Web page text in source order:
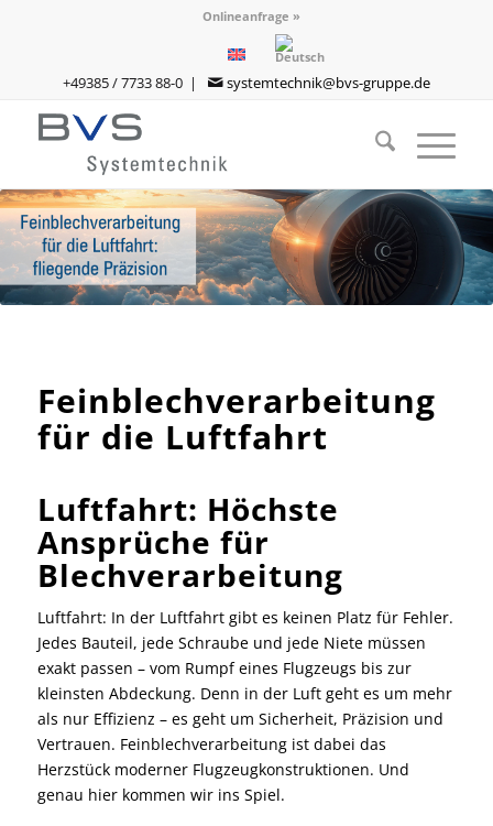
Onlineanfrage »
+49385 / 7733 88-0 | systemtechnik@bvs-gruppe.de
Feinblechverarbeitung
für die Luftfahrt
Luftfahrt: Höchste
Ansprüche für
Blechverarbeitung
Luftfahrt: In der Luftfahrt gibt es keinen Platz für Fehler.
Jedes Bauteil, jede Schraube und jede Niete müssen
exakt passen – vom Rumpf eines Flugzeugs bis zur
kleinsten Abdeckung. Denn in der Luft geht es um mehr
als nur Effizienz – es geht um Sicherheit, Präzision und
Vertrauen. Feinblechverarbeitung ist dabei das
Herzstück moderner Flugzeugkonstruktionen. Und
genau hier kommen wir ins Spiel.